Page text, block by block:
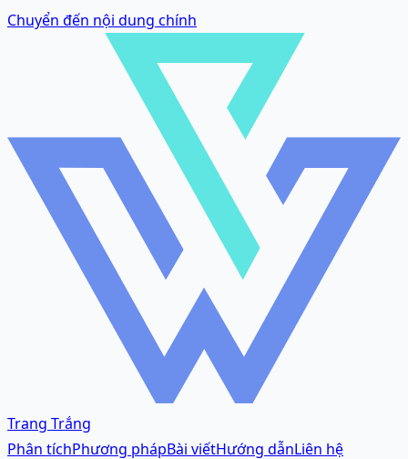
Chuyển đến nội dung chính
Trang Trắng
Phân tíchPhương phápBài viếtHướng dẫnLiên hệ